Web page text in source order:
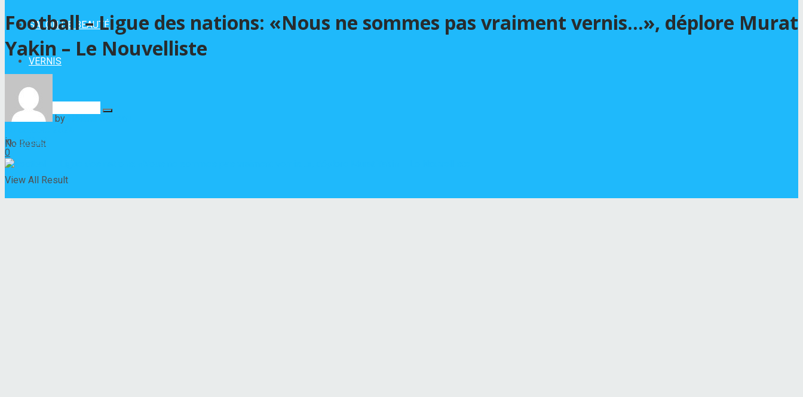
SALON DE BEAUTÉ
VERNIS
No Result
View All Result
Football – Ligue des nations: «Nous ne sommes pas vraiment vernis…», déplore Murat
Yakin – Le Nouvelliste
by
in VERNIS
0